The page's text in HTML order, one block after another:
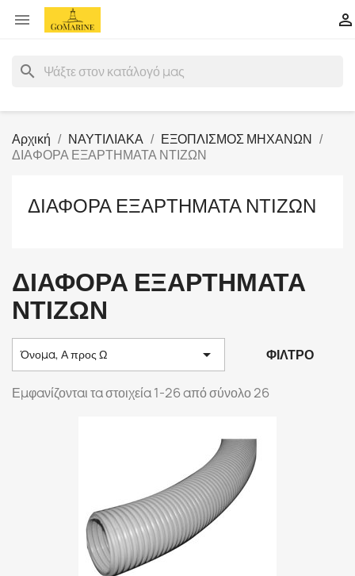
 
search
Αρχική ΝΑΥΤΙΛΙΑΚΑ
ΕΞΟΠΛΙΣΜΟΣ ΜΗΧΑΝΩΝ
ΔΙΑΦΟΡΑ ΕΞΑΡΤΗΜΑΤΑ ΝΤΙΖΩΝ
ΔΙΑΦΟΡΑ ΕΞΑΡΤΗΜΑΤΑ ΝΤΙΖΩΝ
ΔΙΑΦΟΡΑ ΕΞΑΡΤΗΜΑΤΑ
ΝΤΙΖΩΝ
Όνομα, Α προς Ω  ΦΊΛΤΡΟ
Εμφανίζονται τα στοιχεία 1-26 από σύνολο 26